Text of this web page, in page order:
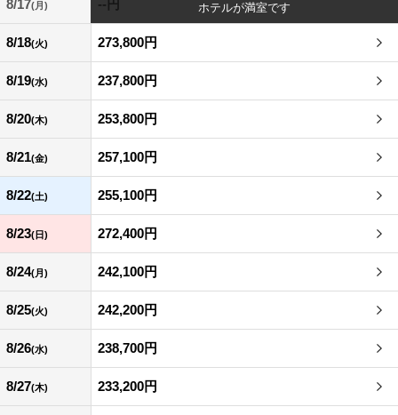
8/17(月) --円
8/18(火) 273,800円
8/19(水) 237,800円
8/20(木) 253,800円
8/21(金) 257,100円
8/22(土) 255,100円
8/23(日) 272,400円
8/24(月) 242,100円
8/25(火) 242,200円
8/26(水) 238,700円
8/27(木) 233,200円